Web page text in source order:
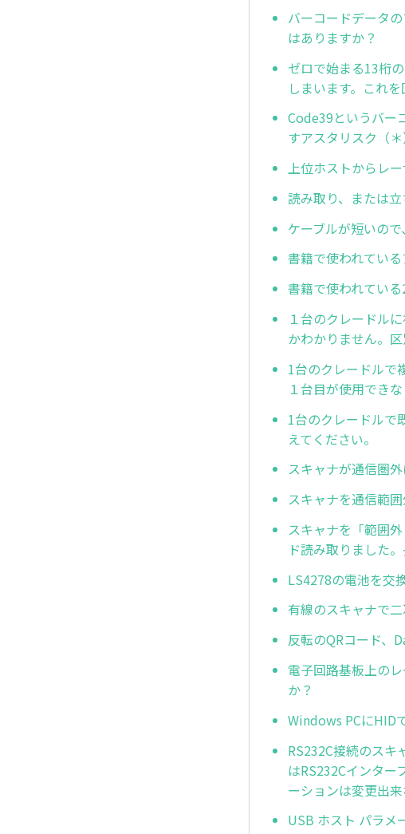
バーコードデータ
はありますか？
ゼロで始まる13桁
しまいます。これ
Code39というバー
すアスタリスク（
上位ホストからレ
読み取り、または
ケーブルが短いの
書籍で使われてい
書籍で使われている
１台のクレードル
かわかりません。
1台のクレードルで
１台目が使用でき
1台のクレードルで
えてください。
スキャナが通信圏
スキャナを通信範
スキャナを「範囲
ド読み取りました
LS4278の電池を交
有線のスキャナで
反転のQRコード、
電子回路基板上の
か？
Windows PCにHID
RS232C接続のス
はRS232Cインタ
ーションは変更出
USB ホスト パラメ